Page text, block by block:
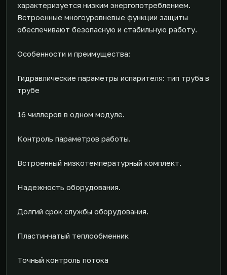
характеризуется низким энергопотреблением.
Встроенные многоуровневые функции защиты
обеспечивают безопасную и стабильную работу.
Особенности и преимущества:
Гидравлические параметры испарителя: тип труба в
трубе
16 чиллеров в одном модуле.
Контроль параметров работы.
Встроенный низкотемпературный комплект.
Надежность оборудования.
Долгий срок службы оборудования.
Пластинчатый теплообменник
Точный контроль потока